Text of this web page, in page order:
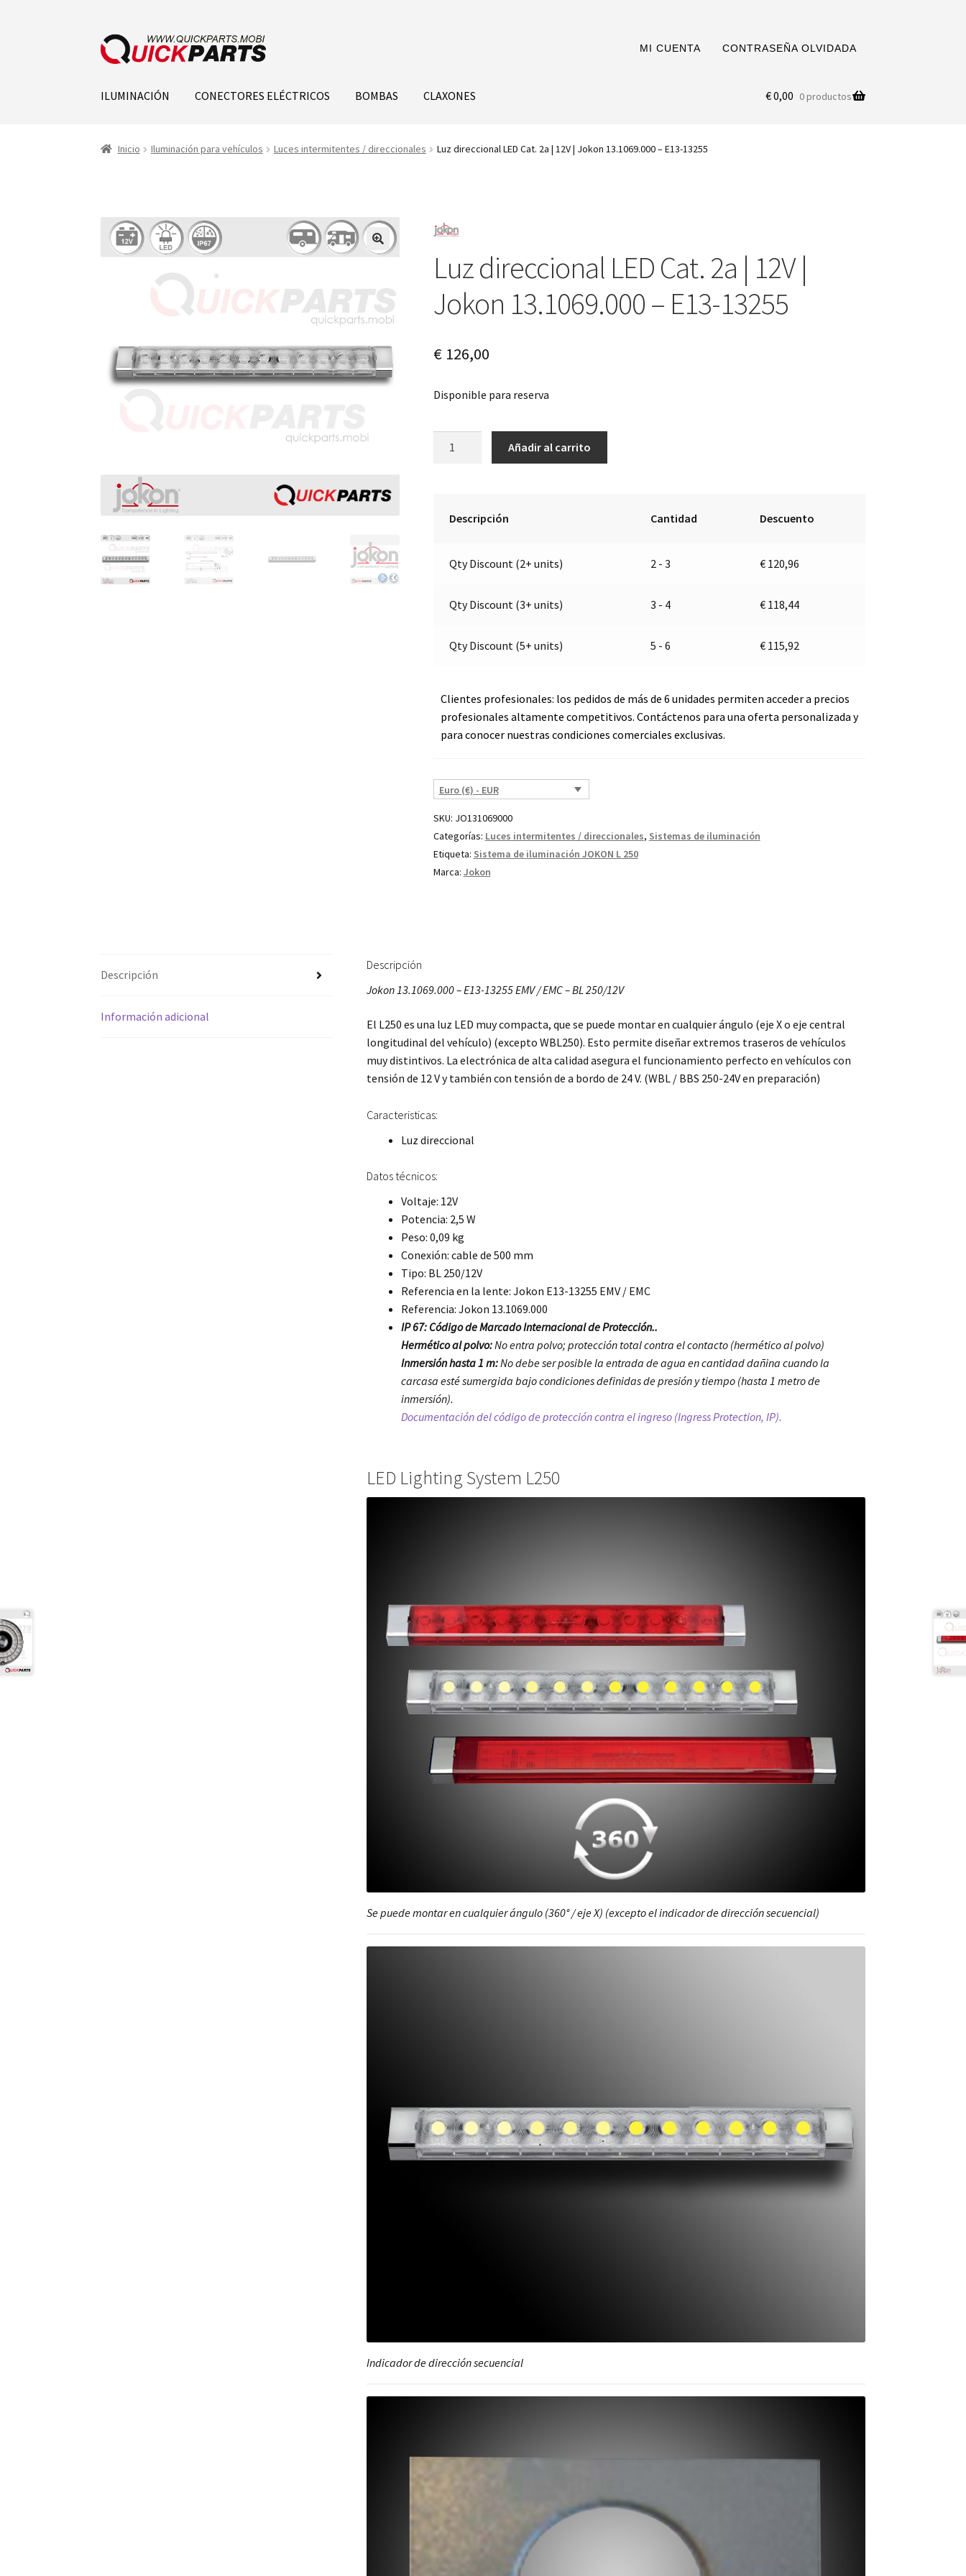
MI CUENTA CONTRASEÑA OLVIDADA
ILUMINACIÓN CONECTORES ELÉCTRICOS BOMBAS CLAXONES €0,00 0 productos
Inicio Iluminación para vehículos Luces intermitentes / direccionales Luz direccional LED Cat. 2a | 12V | Jokon 13.1069.000 – E13-13255
Luz direccional LED Cat. 2a | 12V |
Jokon 13.1069.000 – E13-13255
€126,00
Disponible para reserva
13.1069.000
13255
Añadir al carrito
Descripción Cantidad Descuento
Qty Discount (2+ units) 2 - 3 € 120,96
Qty Discount (3+ units) 3 - 4 € 118,44
Qty Discount (5+ units) 5 - 6 € 115,92
Clientes profesionales: los pedidos de más de 6 unidades permiten acceder a precios
profesionales altamente competitivos. Contáctenos para una oferta personalizada y
para conocer nuestras condiciones comerciales exclusivas.
Euro (€) - EUR
SKU: JO131069000
Categorías: Luces intermitentes / direccionales, Sistemas de iluminación
Etiqueta: Sistema de iluminación JOKON L 250
Marca: Jokon
Descripción
Información adicional
Descripción
Jokon 13.1069.000 – E13-13255 EMV / EMC – BL 250/12V
El L250 es una luz LED muy compacta, que se puede montar en cualquier ángulo (eje X o eje central
longitudinal del vehículo) (excepto WBL250). Esto permite diseñar extremos traseros de vehículos
muy distintivos. La electrónica de alta calidad asegura el funcionamiento perfecto en vehículos con
tensión de 12 V y también con tensión de a bordo de 24 V. (WBL / BBS 250-24V en preparación)
Caracteristicas:
Luz direccional
Datos técnicos:
Voltaje: 12V
Potencia: 2,5 W
Peso: 0,09 kg
Conexión: cable de 500 mm
Tipo: BL 250/12V
Referencia en la lente: Jokon E13-13255 EMV / EMC
Referencia: Jokon 13.1069.000
IP 67: Código de Marcado Internacional de Protección..
Hermético al polvo:No entra polvo; protección total contra el contacto (hermético al polvo)
Inmersión hasta 1 m:No debe ser posible la entrada de agua en cantidad dañina cuando la
carcasa esté sumergida bajo condiciones definidas de presión y tiempo (hasta 1 metro de
inmersión).
Documentación del código de protección contra el ingreso (Ingress Protection, IP).
LED Lighting System L250
Se puede montar en cualquier ángulo (360° / eje X) (excepto el indicador de dirección secuencial)
Indicador de dirección secuencial